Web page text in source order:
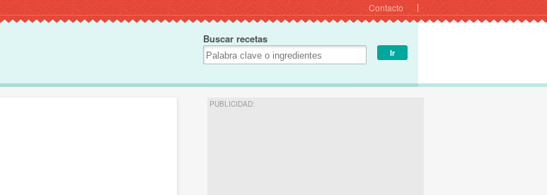
Contacto
Buscar recetas
PUBLICIDAD: